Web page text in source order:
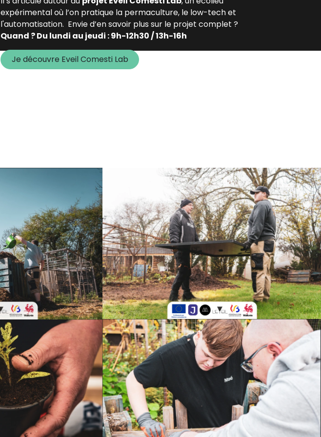
expérimental où l’on pratique la permaculture, le low-tech et
l'automatisation. Envie d’en savoir plus sur le projet complet ?
Quand ? Du lundi au jeudi : 9h-12h30 / 13h-16h
Je découvre Eveil Comesti Lab